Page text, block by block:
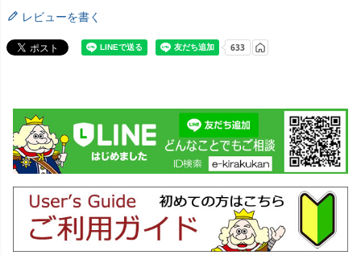
レビューを書く